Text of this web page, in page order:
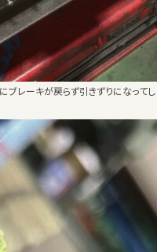
レーキが戻らず引きずりになってし